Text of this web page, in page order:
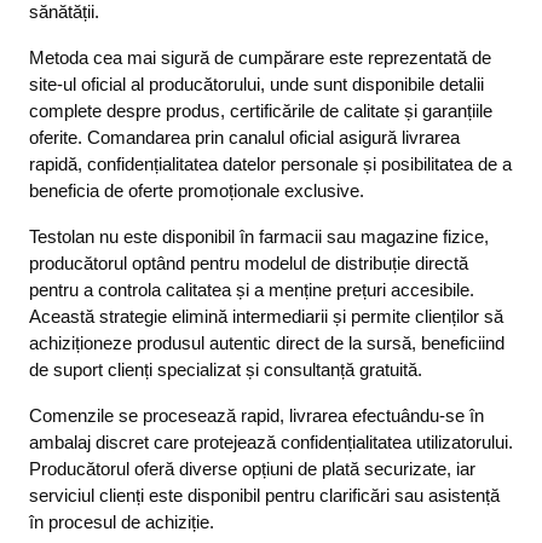
sănătății.
Metoda cea mai sigură de cumpărare este reprezentată de
site-ul oficial al producătorului, unde sunt disponibile detalii
complete despre produs, certificările de calitate și garanțiile
oferite. Comandarea prin canalul oficial asigură livrarea
rapidă, confidențialitatea datelor personale și posibilitatea de a
beneficia de oferte promoționale exclusive.
Testolan nu este disponibil în farmacii sau magazine fizice,
producătorul optând pentru modelul de distribuție directă
pentru a controla calitatea și a menține prețuri accesibile.
Această strategie elimină intermediarii și permite clienților să
achiziționeze produsul autentic direct de la sursă, beneficiind
de suport clienți specializat și consultanță gratuită.
Comenzile se procesează rapid, livrarea efectuându-se în
ambalaj discret care protejează confidențialitatea utilizatorului.
Producătorul oferă diverse opțiuni de plată securizate, iar
serviciul clienți este disponibil pentru clarificări sau asistență
în procesul de achiziție.